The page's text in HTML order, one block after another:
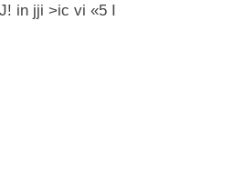
in jji >ic vi «5 I